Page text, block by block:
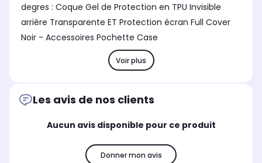
degres : Coque Gel de Protection en TPU Invisible
arrière Transparente ET Protection écran Full Cover
Noir - Accessoires Pochette Case
Voir plus
Les avis de nos clients
Aucun avis disponible pour ce produit
Donner mon avis